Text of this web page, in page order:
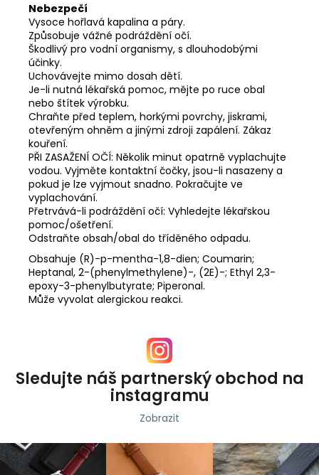
Nebezpečí
Vysoce hořlavá kapalina a páry.
Způsobuje vážné podráždění očí.
Škodlivý pro vodní organismy, s dlouhodobými
účinky.
Uchovávejte mimo dosah dětí.
Je-li nutná lékařská pomoc, mějte po ruce obal
nebo štítek výrobku.
Chraňte před teplem, horkými povrchy, jiskrami,
otevřeným ohněm a jinými zdroji zapálení. Zákaz
kouření.
PŘI ZASAŽENÍ OČÍ: Několik minut opatrně vyplachujte
vodou. Vyjměte kontaktní čočky, jsou-li nasazeny a
pokud je lze vyjmout snadno. Pokračujte ve
vyplachování.
Přetrvává-li podráždění očí: Vyhledejte lékařskou
pomoc/ošetření.
Odstraňte obsah/obal do tříděného odpadu.
Obsahuje (R)-p-mentha-1,8-dien; Coumarin;
Heptanal, 2-(phenylmethylene)-, (2E)-; Ethyl 2,3-
epoxy-3-phenylbutyrate; Piperonal.
Může vyvolat alergickou reakci.
Sledujte náš partnerský obchod na
instagramu
Zobrazit